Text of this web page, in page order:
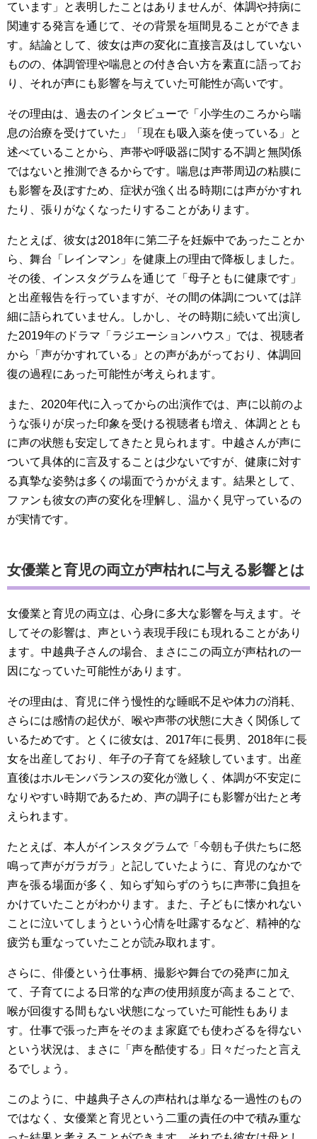
ています」と表明したことはありませんが、体調や持病に
関連する発言を通じて、その背景を垣間見ることができま
す。結論として、彼女は声の変化に直接言及はしていない
ものの、体調管理や喘息との付き合い方を素直に語ってお
り、それが声にも影響を与えていた可能性が高いです。
その理由は、過去のインタビューで「小学生のころから喘
息の治療を受けていた」「現在も吸入薬を使っている」と
述べていることから、声帯や呼吸器に関する不調と無関係
ではないと推測できるからです。喘息は声帯周辺の粘膜に
も影響を及ぼすため、症状が強く出る時期には声がかすれ
たり、張りがなくなったりすることがあります。
たとえば、彼女は2018年に第二子を妊娠中であったことか
ら、舞台「レインマン」を健康上の理由で降板しました。
その後、インスタグラムを通じて「母子ともに健康です」
と出産報告を行っていますが、その間の体調については詳
細に語られていません。しかし、その時期に続いて出演し
た2019年のドラマ「ラジエーションハウス」では、視聴者
から「声がかすれている」との声があがっており、体調回
復の過程にあった可能性が考えられます。
また、2020年代に入ってからの出演作では、声に以前のよ
うな張りが戻った印象を受ける視聴者も増え、体調ととも
に声の状態も安定してきたと見られます。中越さんが声に
ついて具体的に言及することは少ないですが、健康に対す
る真摯な姿勢は多くの場面でうかがえます。結果として、
ファンも彼女の声の変化を理解し、温かく見守っているの
が実情です。
女優業と育児の両立が声枯れに与える影響とは
女優業と育児の両立は、心身に多大な影響を与えます。そ
してその影響は、声という表現手段にも現れることがあり
ます。中越典子さんの場合、まさにこの両立が声枯れの一
因になっていた可能性があります。
その理由は、育児に伴う慢性的な睡眠不足や体力の消耗、
さらには感情の起伏が、喉や声帯の状態に大きく関係して
いるためです。とくに彼女は、2017年に長男、2018年に長
女を出産しており、年子の子育てを経験しています。出産
直後はホルモンバランスの変化が激しく、体調が不安定に
なりやすい時期であるため、声の調子にも影響が出たと考
えられます。
たとえば、本人がインスタグラムで「今朝も子供たちに怒
鳴って声がガラガラ」と記していたように、育児のなかで
声を張る場面が多く、知らず知らずのうちに声帯に負担を
かけていたことがわかります。また、子どもに懐かれない
ことに泣いてしまうという心情を吐露するなど、精神的な
疲労も重なっていたことが読み取れます。
さらに、俳優という仕事柄、撮影や舞台での発声に加え
て、子育てによる日常的な声の使用頻度が高まることで、
喉が回復する間もない状態になっていた可能性もありま
す。仕事で張った声をそのまま家庭でも使わざるを得ない
という状況は、まさに「声を酷使する」日々だったと言え
るでしょう。
このように、中越典子さんの声枯れは単なる一過性のもの
ではなく、女優業と育児という二重の責任の中で積み重な